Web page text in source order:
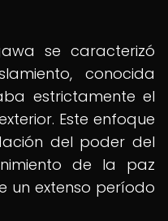
se caracterizó
conocida
estrictamente el
Este enfoque
del poder del
de la paz
un extenso período